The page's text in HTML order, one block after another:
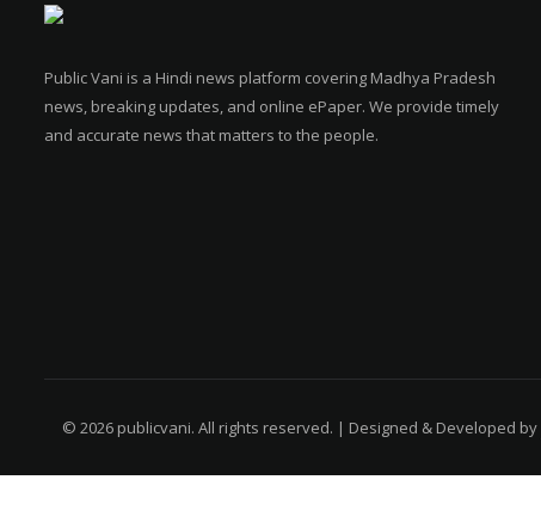
Public Vani is a Hindi news platform covering Madhya Pradesh
news, breaking updates, and online ePaper. We provide timely
and accurate news that matters to the people.
© 2026 publicvani. All rights reserved. | Designed & Developed by